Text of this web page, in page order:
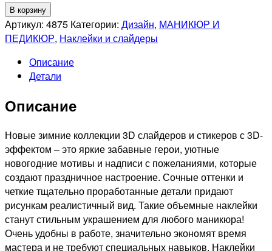
Количество
товара
RUNAIL
Слайдер-
дизайн
В корзину
Артикул: 4875 Категории: Дизайн, МАНИКЮР И
ПЕДИКЮР, Наклейки и слайдеры
Описание
Детали
Описание
Новые зимние коллекции 3D слайдеров и стикеров с 3D-
эффектом – это яркие забавные герои, уютные
новогодние мотивы и надписи с пожеланиями, которые
создают праздничное настроение. Сочные оттенки и
четкие тщательно проработанные детали придают
рисункам реалистичный вид. Такие объемные наклейки
станут стильным украшением для любого маникюра!
Очень удобны в работе, значительно экономят время
мастера и не требуют специальных навыков. Наклейки